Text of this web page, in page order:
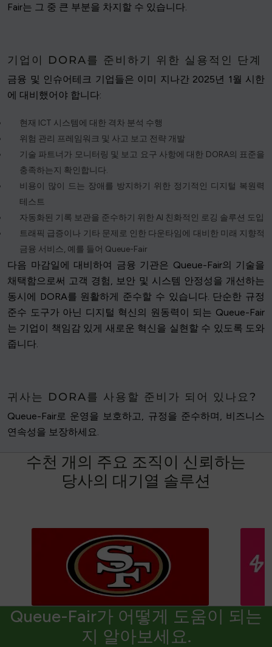
Fair는 그 중 큰 부분을 차지할 수 있습니다.
기업이 DORA를 준비하기 위한 실용적인 단계
금융 및 인슈어테크 기업들은 이미 지나간 2025년 1월 시한
에 대비했어야 합니다:
현재 ICT 시스템에 대한 격차 분석 수행
위험 관리 프레임워크 및 사고 보고 전략 개발
기술 파트너가 모니터링 및 보고 요구 사항에 대한 DORA의 표준을
충족하는지 확인합니다.
비용이 많이 드는 장애를 방지하기 위한 정기적인 디지털 복원력
테스트
자동화된 기록 보관을 준수하기 위한 AI 친화적인 로깅 솔루션 도입
트래픽 급증이나 기타 문제로 인한 다운타임에 대비한 미래 지향적
금융 서비스, 예를 들어 Queue-Fair
다음 마감일에 대비하여 금융 기관은 Queue-Fair의 기술을
채택함으로써 고객 경험, 보안 및 시스템 안정성을 개선하는
동시에 DORA를 원활하게 준수할 수 있습니다. 단순한 규정
준수 도구가 아닌 디지털 혁신의 원동력이 되는 Queue-Fair
는 기업이 책임감 있게 새로운 혁신을 실현할 수 있도록 도와
줍니다.
귀사는 DORA를 사용할 준비가 되어 있나요?
Queue-Fair로 운영을 보호하고, 규정을 준수하며, 비즈니스
연속성을 보장하세요.
수천 개의 주요 조직이 신뢰하는
당사의 대기열 솔루션
Queue-Fair가 어떻게 도움이 되는
지 알아보세요.